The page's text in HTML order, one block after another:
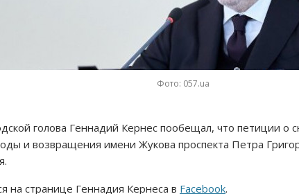
Фото: 057.ua
голова Геннадий Кернес пообещал, что петиции о
и возвращения имени Жукова проспекта Петра
на странице Геннадия Кернеса в Facebook.